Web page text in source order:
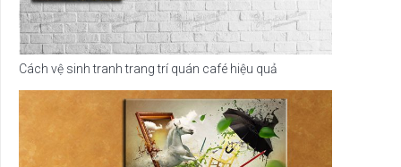
Cách vệ sinh tranh trang trí quán café hiệu quả